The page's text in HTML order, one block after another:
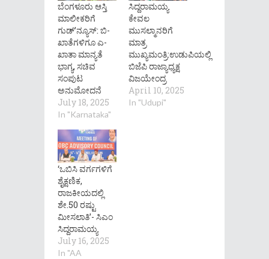
ಬೆಂಗಳೂರು ಆಸ್ತಿ
ಮಾಲೀಕರಿಗೆ
ಗುಡ್’ನ್ಯೂಸ್: ಬಿ-
ಖಾತೆಗಳಿಗೂ ಎ-
ಖಾತಾ ಮಾನ್ಯತೆ
ಭಾಗ್ಯ, ಸಚಿವ
ಸಂಪುಟ
ಅನುಮೋದನೆ
July 18, 2025
In "Karnataka"
ಸಿದ್ದರಾಮಯ್ಯ
ಕೇವಲ
ಮುಸಲ್ಮಾನರಿಗೆ
ಮಾತ್ರ
ಮುಖ್ಯಮಂತ್ರಿ:ಉಡುಪಿಯಲ್ಲಿ
ಬಿಜೆಪಿ ರಾಜ್ಯಾಧ್ಯಕ್ಷ
ವಿಜಯೇಂದ್ರ
April 10, 2025
In "Udupi"
‘ಒಬಿಸಿ ವರ್ಗಗಳಿಗೆ
ಶೈಕ್ಷಣಿಕ,
ರಾಜಕೀಯದಲ್ಲಿ
ಶೇ.50 ರಷ್ಟು
ಮೀಸಲಾತಿ’- ಸಿಎಂ
ಸಿದ್ದರಾಮಯ್ಯ
July 16, 2025
In "AA